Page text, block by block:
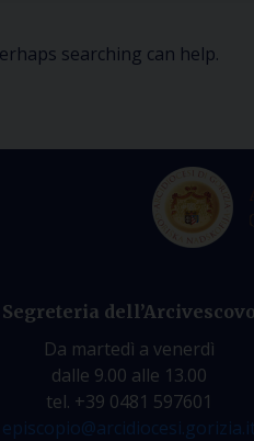
searching can help.
Segreteria dell’Arcivescovo
Da martedì a venerdì
dalle 9.00 alle 13.00
tel. +39 0481 597601
episcopio@arcidiocesi.gorizia.it